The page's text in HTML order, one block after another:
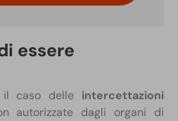
essere
il caso delle intercettazioni
autorizzate dagli organi di